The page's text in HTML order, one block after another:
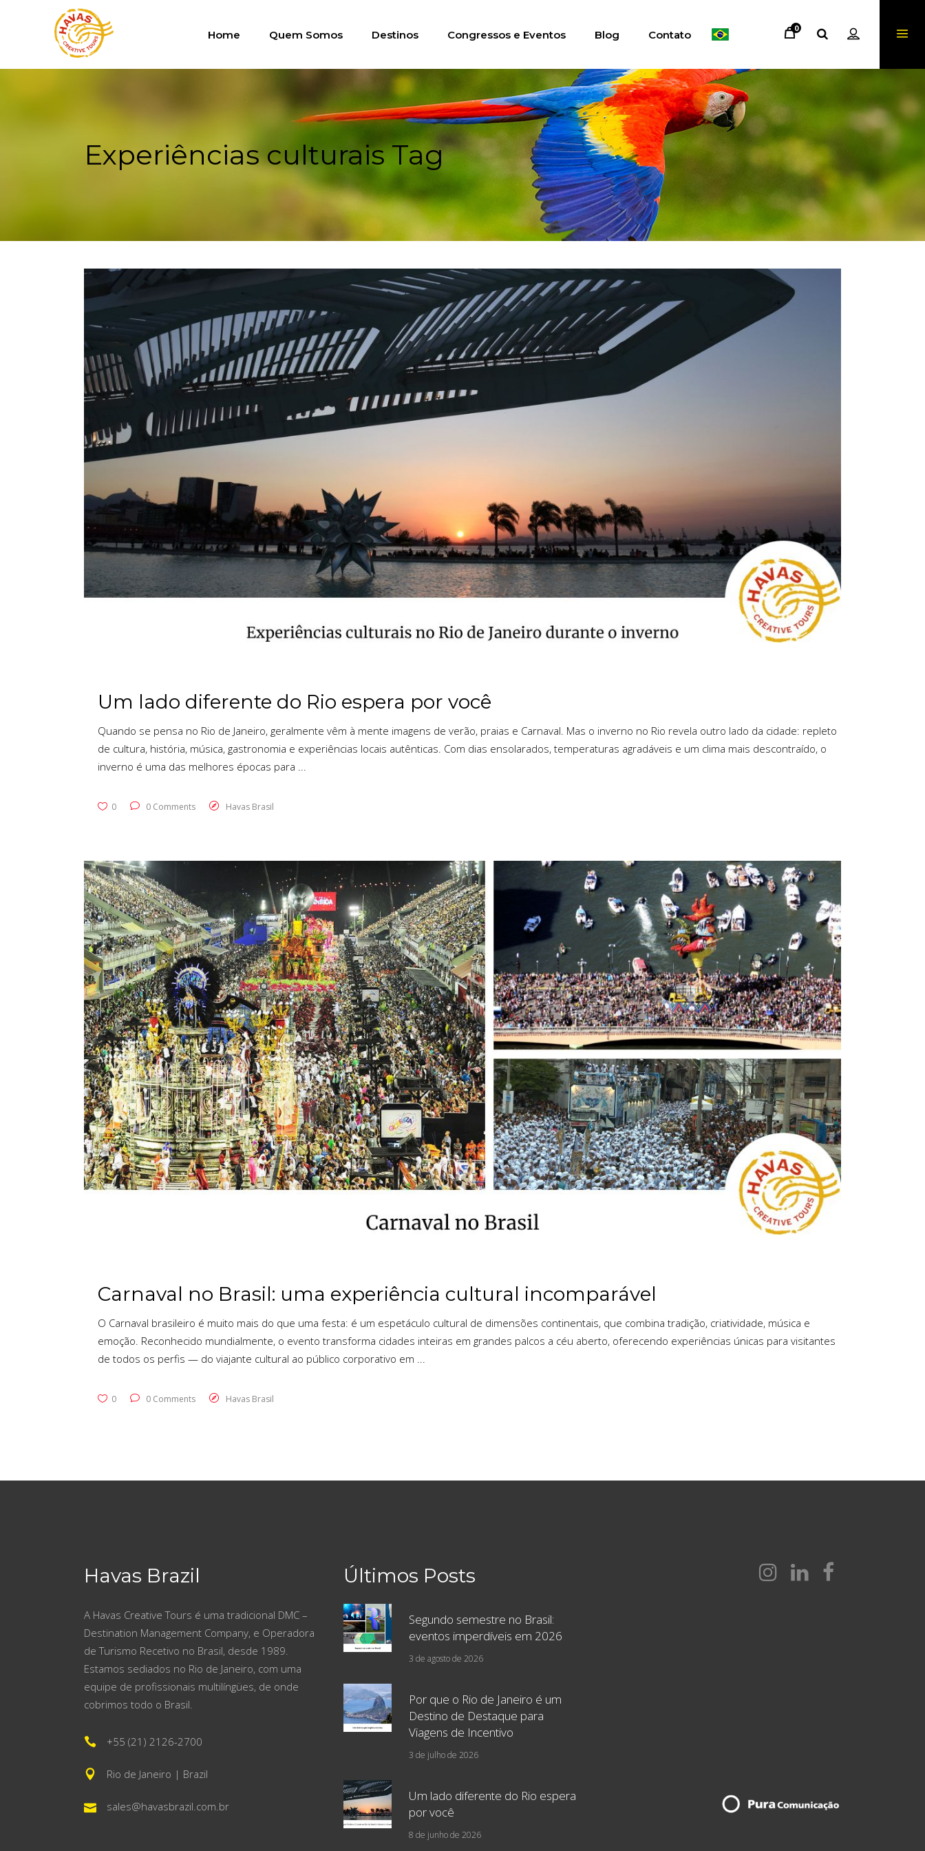
Home Quem Somos Destinos Congressos e Eventos Blog Contato
0
Experiências culturais Tag
Um lado diferente do Rio espera por você
Quando se pensa no Rio de Janeiro, geralmente vêm à mente imagens de verão, praias e Carnaval. Mas o inverno no Rio revela outro lado da cidade: repleto
de cultura, história, música, gastronomia e experiências locais autênticas. Com dias ensolarados, temperaturas agradáveis e um clima mais descontraído, o
inverno é uma das melhores épocas para
0 0 Comments Havas Brasil
Carnaval no Brasil: uma experiência cultural incomparável
O Carnaval brasileiro é muito mais do que uma festa: é um espetáculo cultural de dimensões continentais, que combina tradição, criatividade, música e
emoção. Reconhecido mundialmente, o evento transforma cidades inteiras em grandes palcos a céu aberto, oferecendo experiências únicas para visitantes
de todos os perfis — do viajante cultural ao público corporativo em
0 0 Comments Havas Brasil
Havas Brazil
A Havas Creative Tours é uma tradicional DMC –
Destination Management Company, e Operadora
de Turismo Recetivo no Brasil, desde 1989.
Estamos sediados no Rio de Janeiro, com uma
equipe de profissionais multilíngües, de onde
cobrimos todo o Brasil.
+55 (21) 2126-2700
Rio de Janeiro | Brazil
sales@havasbrazil.com.br
Últimos Posts
Segundo semestre no Brasil:
eventos imperdíveis em 2026
3 de agosto de 2026
Por que o Rio de Janeiro é um
Destino de Destaque para
Viagens de Incentivo
3 de julho de 2026
Um lado diferente do Rio espera
por você
8 de junho de 2026